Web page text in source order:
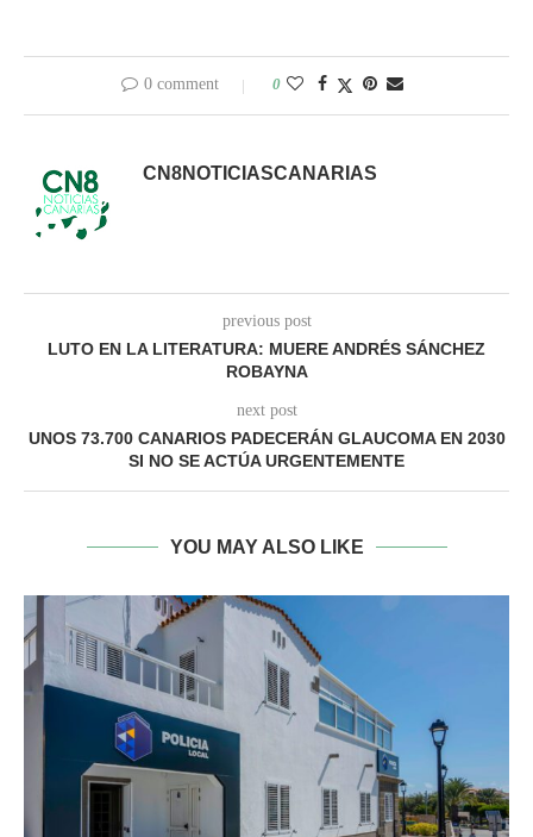
0 comment 0
CN8NOTICIASCANARIAS
previous post
LUTO EN LA LITERATURA: MUERE ANDRÉS SÁNCHEZ
ROBAYNA
next post
UNOS 73.700 CANARIOS PADECERÁN GLAUCOMA EN 2030
SI NO SE ACTÚA URGENTEMENTE
YOU MAY ALSO LIKE